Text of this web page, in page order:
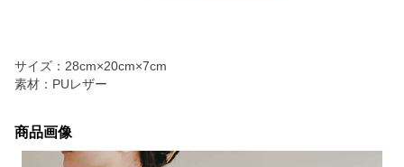
サイズ：28cm×20cm×7cm
素材：PUレザー
商品画像